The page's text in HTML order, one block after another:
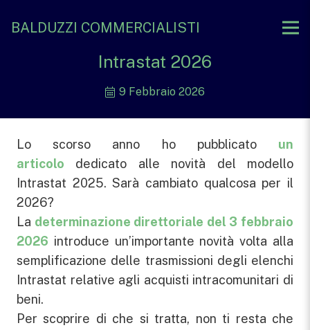
BALDUZZI COMMERCIALISTI
Intrastat 2026
9 Febbraio 2026
Lo scorso anno ho pubblicato un
articolo
dedicato alle novità del modello
Intrastat 2025. Sarà cambiato qualcosa per il
2026?
La determinazione direttoriale del 3 febbraio
2026 introduce un’importante novità volta alla
semplificazione delle trasmissioni degli elenchi
Intrastat relative agli acquisti intracomunitari di
beni.
Per scoprire di che si tratta, non ti resta che